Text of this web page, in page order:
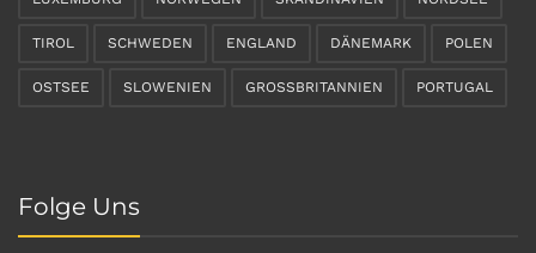
TIROL SCHWEDEN ENGLAND DÄNEMARK POLEN
OSTSEE SLOWENIEN GROSSBRITANNIEN PORTUGAL
Folge Uns